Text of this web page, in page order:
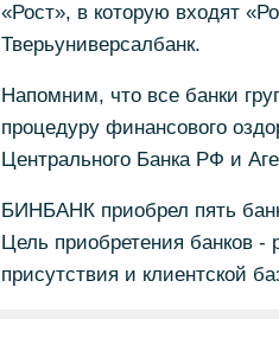
«Рост», в которую входят
Тверьуниверсалбанк.
Напомним, что все банки
процедуру финансового
Центрального Банка РФ и
БИНБАНК приобрел пять
Цель приобретения банков -
присутствия и клиентской